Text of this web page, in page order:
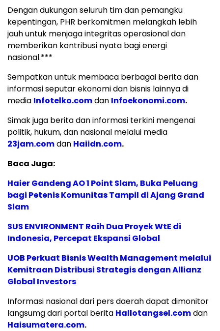
Dengan dukungan seluruh tim dan pemangku
kepentingan, PHR berkomitmen melangkah lebih
jauh untuk menjaga integritas operasional dan
memberikan kontribusi nyata bagi energi
nasional.***
Sempatkan untuk membaca berbagai berita dan
informasi seputar ekonomi dan bisnis lainnya di
media Infotelko.comdan Infoekonomi.com.
Simak juga berita dan informasi terkini mengenai
politik, hukum, dan nasional melalui media
23jam.comdan Haiidn.com.
Baca Juga:
Haier Gandeng AO 1 Point Slam, Buka Peluang
bagi Petenis Komunitas Tampil di Ajang Grand
Slam
SUS ENVIRONMENT Raih Dua Proyek WtE di
Indonesia, Percepat Ekspansi Global
UOB Perkuat Bisnis Wealth Management melalui
Kemitraan Distribusi Strategis dengan Allianz
Global Investors
Informasi nasional dari pers daerah dapat dimonitor
langsumg dari portal berita Hallotangsel.comdan
Haisumatera.com.